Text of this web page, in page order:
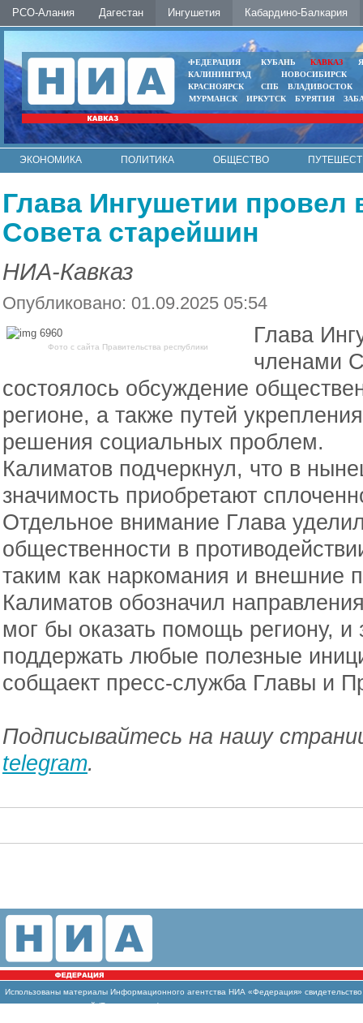
РСО-Алания Дагестан Ингушетия Кабардино-Балкария
ФЕДЕРАЦИЯ КУБАНЬ КАВКАЗ
КАЛИНИНГРАД
НОВОСИБИРСК
КРАСНОЯРСК
СПБ
ВЛАДИВОСТОК
МУРМАНСК
ИРКУТСК БУРЯТИЯ
ЭКОНОМИКА ПОЛИТИКА ОБЩЕСТВО
Глава Ингушетии провел
Совета старейшин
НИА-Кавказ
Опубликовано: 01.09.2025 05:54
Фото с сайта Правительства республики
Глава
членами
состоялось обсуждение
регионе, а также путей
решения социальных проблем.
Калиматов подчеркнул, что в
значимость приобретают
Отдельное внимание Глава
общественности в
таким как наркомания и внешние
Калиматов обозначил
мог бы оказать помощь региону, и
поддержать любые полезные
собщаект пресс-служба Главы и
Подписывайтесь на нашу
telegram.
Использованы материалы Информационного агентства НИА «Федерация»
массовых коммуникаций (Роскомнадзор)